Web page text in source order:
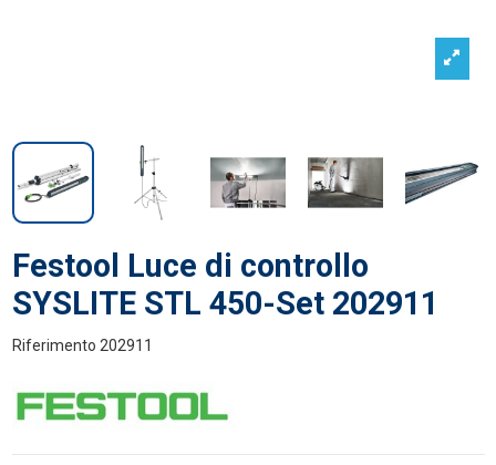
Festool Luce di controllo
SYSLITE STL 450-Set 202911
Riferimento 202911